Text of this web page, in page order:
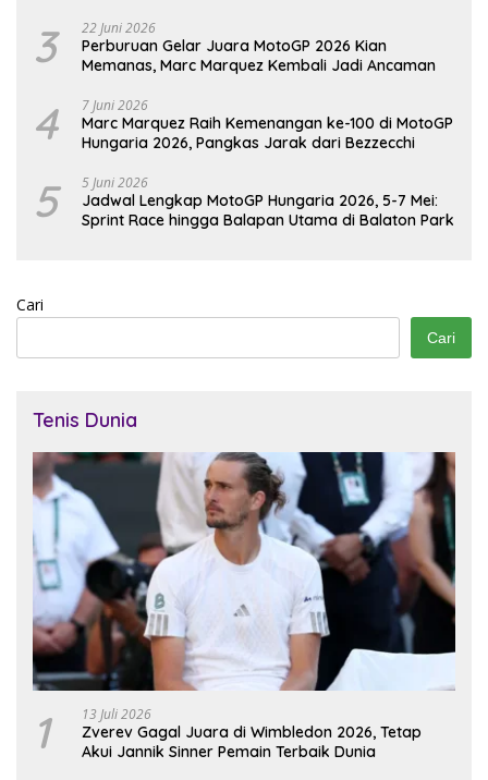
3 22 Juni 2026
Perburuan Gelar Juara MotoGP 2026 Kian
Memanas, Marc Marquez Kembali Jadi Ancaman
4 7 Juni 2026
Marc Marquez Raih Kemenangan ke-100 di MotoGP
Hungaria 2026, Pangkas Jarak dari Bezzecchi
5 5 Juni 2026
Jadwal Lengkap MotoGP Hungaria 2026, 5-7 Mei:
Sprint Race hingga Balapan Utama di Balaton Park
Cari
Cari
Tenis Dunia
1 13 Juli 2026
Zverev Gagal Juara di Wimbledon 2026, Tetap
Akui Jannik Sinner Pemain Terbaik Dunia